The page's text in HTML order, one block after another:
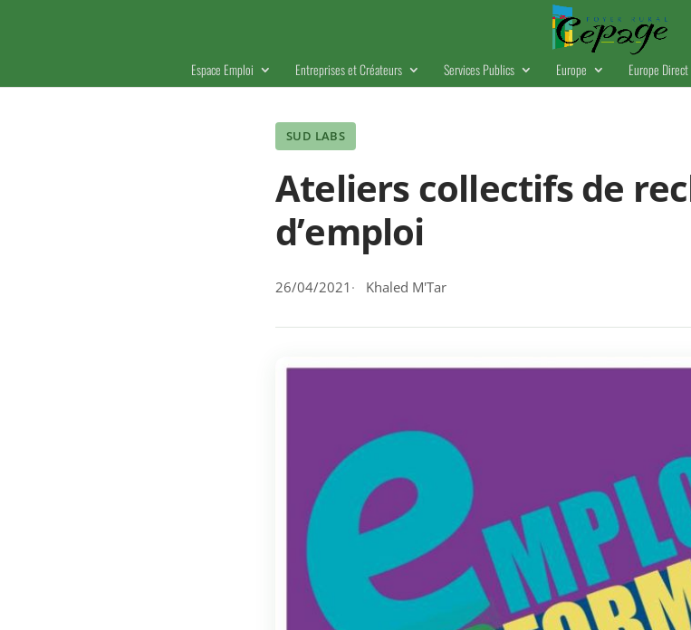
Espace Emploi Entreprises et Créateurs Services Publics Europe Europe Direct
SUD LABS
Ateliers collectifs de
d’emploi
26/04/2021 Khaled M'Tar